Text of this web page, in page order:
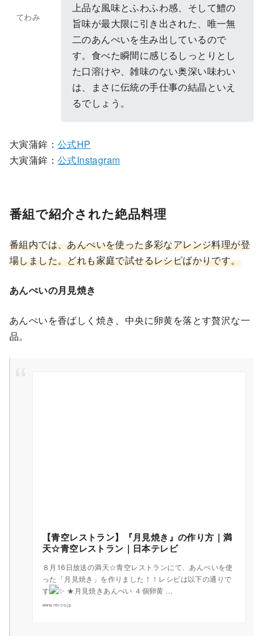
てわみ
上品な風味とふわふわ感、そして鱧の
旨味が最大限に引き出された、唯一無
二のあんぺいを生み出しているので
す。食べた瞬間に感じるしっとりとし
た口溶けや、雑味のない奥深い味わい
は、まさに伝統の手仕事の結晶といえ
るでしょう。
大寅蒲鉾： 公式HP
大寅蒲鉾： 公式Instagram
番組で紹介された絶品料理
番組内では、あんぺいを使った多彩なアレンジ料理が登
場しました。どれも家庭で試せるレシピばかりです。
あんぺいの月見焼き
あんぺいを香ばしく焼き、中央に卵黄を落とす贅沢な一
品。
【青空レストラン】『月見焼き』の作り方｜満
天☆青空レストラン｜日本テレビ
８月16日放送の満天☆青空レストランにて、あんぺいを使
った「月見焼き」を作りました！！レシピは以下の通りで
す
★月見焼きあんぺい ４個卵黄 …
www.ntv.co.jp